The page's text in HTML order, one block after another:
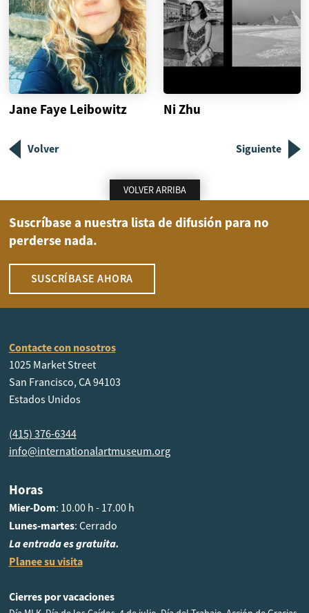
Jane Faye Leibowitz Ni Zhu
Volver Siguiente
VOLVER ARRIBA
Suscríbase a nuestra lista de difusión para no
perderse nada.
SUSCRÍBASE AHORA
Contacte con nosotros
1025 Market Street
San Francisco, CA 94103
Estados Unidos
(415) 376-6344
info@internationalartmuseum.org
Horas
Mier-Dom: 10.00 h - 17.00 h
Lunes-martes: Cerrado
La entrada es gratuita.
Planee su visita
Cierres por vacaciones